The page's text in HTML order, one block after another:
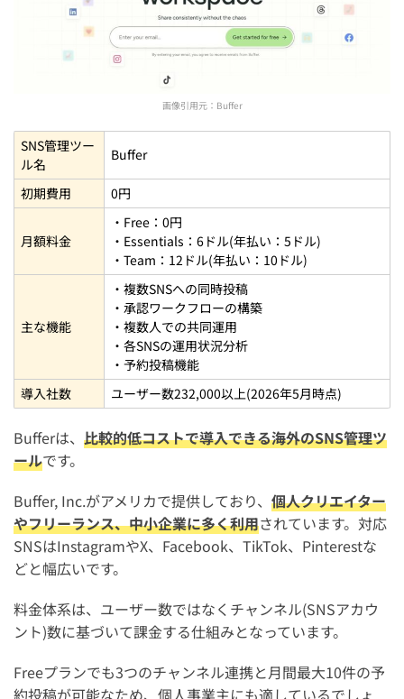
画像引用元： Buffer
SNS管理ツー
ル名
Buffer
初期費用 0円
月額料金
・Free：0円
・Essentials：6ドル(年払い：5ドル)
・Team：12ドル(年払い：10ドル)
主な機能
・複数SNSへの同時投稿
・承認ワークフローの構築
・複数人での共同運用
・各SNSの運用状況分析
・予約投稿機能
導入社数
ユーザー数232,000以上(2026年5月時点)
Bufferは、 比較的低コストで導入できる海外のSNS管理ツ
ールです。
Buffer, Inc.がアメリカで提供しており、 個人クリエイター
やフリーランス、中小企業に多く利用されています。対応
SNSはInstagramやX、Facebook、TikTok、Pinterestな
どと幅広いです。
料金体系は、ユーザー数ではなくチャンネル(SNSアカウ
ント)数に基づいて課金する仕組みとなっています。
Freeプランでも3つのチャンネル連携と月間最大10件の予
約投稿が可能なため、個人事業主にも適しているでしょ